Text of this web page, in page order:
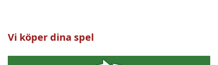
Vi köper dina spel